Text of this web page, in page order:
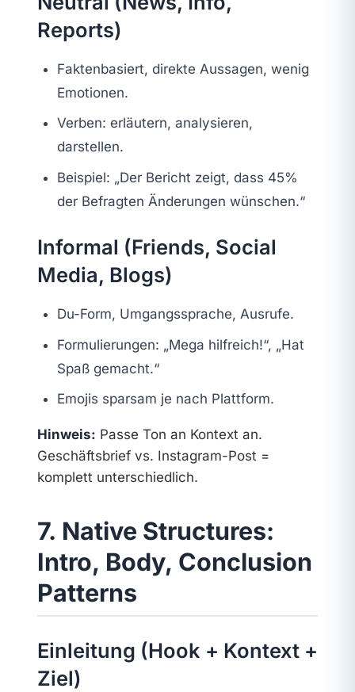
Reports)
Faktenbasiert, direkte Aussagen, wenig
Emotionen.
Verben: erläutern, analysieren,
darstellen.
Beispiel: „Der Bericht zeigt, dass 45%
der Befragten Änderungen wünschen.“
Informal (Friends, Social
Media, Blogs)
Du-Form, Umgangssprache, Ausrufe.
Formulierungen: „Mega hilfreich!“, „Hat
Spaß gemacht.“
Emojis sparsam je nach Plattform.
Hinweis: Passe Ton an Kontext an.
Geschäftsbrief vs. Instagram-Post =
komplett unterschiedlich.
7. Native Structures:
Intro, Body, Conclusion
Patterns
Einleitung (Hook + Kontext +
Ziel)